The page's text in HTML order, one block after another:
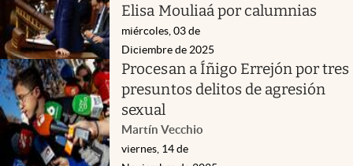
Elisa Mouliaá por calumnias
miércoles, 03 de
Diciembre de 2025
Procesan a Íñigo Errejón por tres
presuntos delitos de agresión
sexual
Martín Vecchio
viernes, 14 de